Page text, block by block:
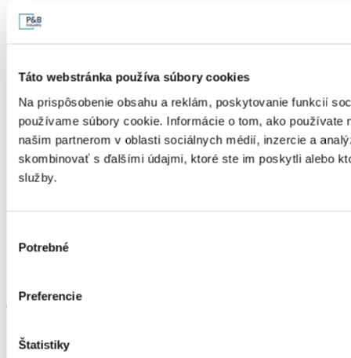
Táto webstránka používa súbory cookies
Na prispôsobenie obsahu a reklám, poskytovanie funkcií
používame súbory cookie. Informácie o tom, ako používate
našim partnerom v oblasti sociálnych médií, inzercie a
skombinovať s ďalšími údajmi, ktoré ste im poskytli alebo
služby.
súhlasu
Potrebné
Preferencie
Štatistiky
Optimalizovaný výrobný proces
Ponuka koordinovaná s environmentálnym označovaním